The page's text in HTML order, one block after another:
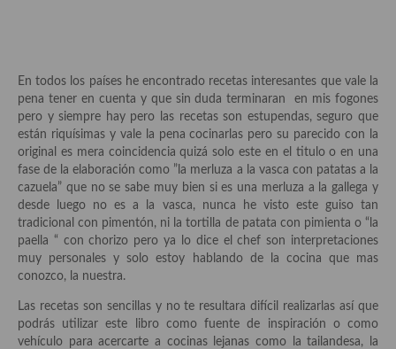
Aceites
Mojos y pastas
Sales y polvos
Salsas y mojos
Adobos
Aperitivos
Bebidas
En todos los países he encontrado recetas interesantes que vale la
pena tener en cuenta y que sin duda terminaran en mis fogones
pero y siempre hay pero las recetas son estupendas, seguro que
están riquísimas y vale la pena cocinarlas pero su parecido con la
original es mera coincidencia quizá solo este en el titulo o en una
fase de la elaboración como ”la merluza a la vasca con patatas a la
cazuela” que no se sabe muy bien si es una merluza a la gallega y
desde luego no es a la vasca, nunca he visto este guiso tan
tradicional con pimentón, ni la tortilla de patata con pimienta o “la
paella “ con chorizo pero ya lo dice el chef son interpretaciones
muy personales y solo estoy hablando de la cocina que mas
conozco, la nuestra.
Las recetas son sencillas y no te resultara difícil realizarlas así que
podrás utilizar este libro como fuente de inspiración o como
vehículo para acercarte a cocinas lejanas como la tailandesa, la